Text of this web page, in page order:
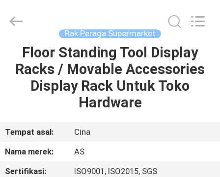
RUMAH
PRODUK
TENTANG
Shelves
Co.,Ltd.
Rak Peraga Supermarket
Floor Standing Tool Display
Racks / Movable Accessories
Display Rack Untuk Toko
Hardware
Tempat asal:
Cina
Nama merek:
AS
Sertifikasi:
ISO9001, ISO2015, SGS